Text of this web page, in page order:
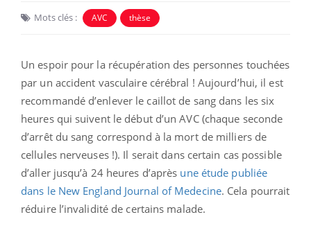
Mots clés : AVC thèse
Un espoir pour la récupération des personnes touchées
par un accident vasculaire cérébral ! Aujourd’hui, il est
recommandé d’enlever le caillot de sang dans les six
heures qui suivent le début d’un AVC (chaque seconde
d’arrêt du sang correspond à la mort de milliers de
cellules nerveuses !). Il serait dans certain cas possible
d’aller jusqu’à 24 heures d’après une étude publiée
dans le New England Journal of Medecine. Cela pourrait
réduire l’invalidité de certains malade.